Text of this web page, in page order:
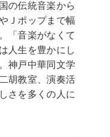
の伝統音楽から
Ｊポップまで幅
「音楽がなくて
人生を豊かにし
神戸中華同文学
胡教室、演奏活
さを多くの人に